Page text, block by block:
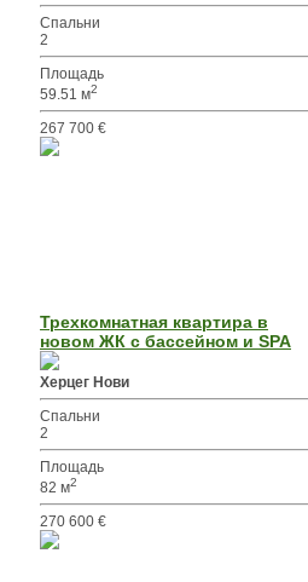
Спальни
2
Площадь
59.51 м2
267 700 €
Трехкомнатная квартира в
новом ЖК с бассейном и SPA
Херцег Нови
Спальни
2
Площадь
82 м2
270 600 €